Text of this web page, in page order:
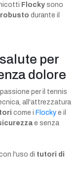
Flocky sono
durante il
per
dolore
per il tennis
all'attrezzatura
come i Flocky e il
e senza
l'uso di tutori di